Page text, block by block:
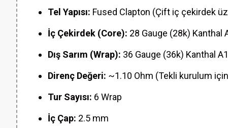
Tel Yapısı: Fused Clapton (Çift iç çekirdek
İç Çekirdek (Core): 28 Gauge (28k) Kanthal
Dış Sarım (Wrap): 36 Gauge (36k) Kanthal A1
Direnç Değeri: ~1.10 Ohm (Tekli kurulum
Tur Sayısı: 6 Wrap
İç Çap: 2.5 mm